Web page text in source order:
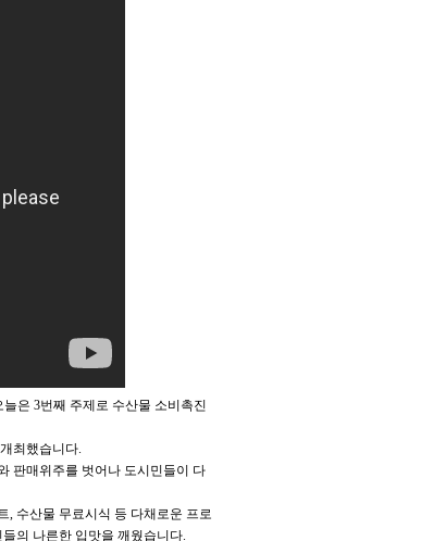
은 3번째 주제로 수산물 소비촉진
최했습니다.
판매위주를 벗어나 도시민들이 다
, 수산물 무료시식 등 다채로운 프로
의 나른한 입맛을 깨웠습니다.